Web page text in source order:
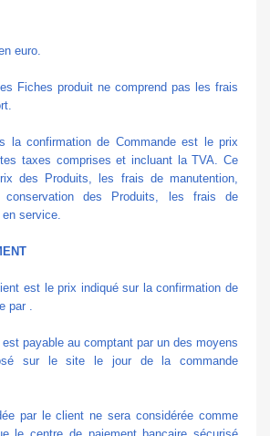
euro.
Fiches produit ne comprend pas les frais
la confirmation de Commande est le prix
taxes comprises et incluant la TVA. Ce
des Produits, les frais de manutention,
conservation des Produits, les frais de
service.
est le prix indiqué sur la confirmation de
par .
payable au comptant par un des moyens
sur le site le jour de la commande
par le client ne sera considérée comme